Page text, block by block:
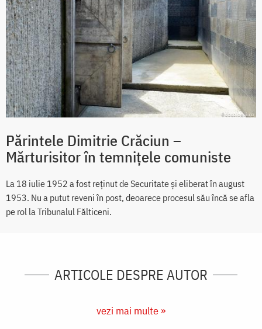
Părintele Dimitrie Crăciun –
Mărturisitor în temnițele comuniste
La 18 iulie 1952 a fost reținut de Securitate și eliberat în august
1953. Nu a putut reveni în post, deoarece procesul său încă se afla
pe rol la Tribunalul Fălticeni.
ARTICOLE DESPRE AUTOR
vezi mai multe »